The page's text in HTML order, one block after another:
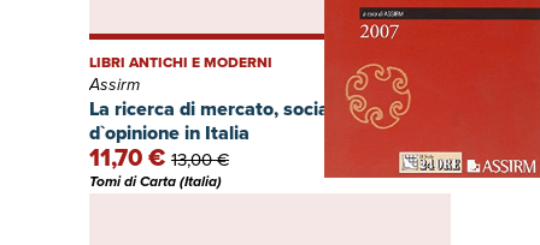
La ricerca di mercato, sociale e
d`opinione in Italia
LIBRI ANTICHI E MODERNI
Assirm
11,70 € 13,00 €
Tomi di Carta (Italia)